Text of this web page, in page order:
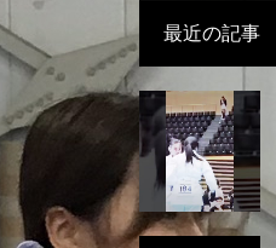
最近の記事